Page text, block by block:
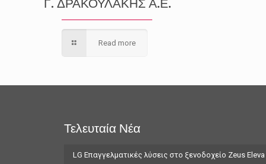
Γ. ΔΡΑΚΟΥΛΑΚΗΣ Α.Ε.
Read more
Τελευταία Νέα
LG Επαγγελματικές λύσεις στο ξενοδοχείο Zeus